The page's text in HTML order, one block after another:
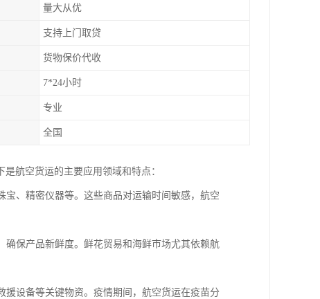
量大从优
支持上门取贷
货物保价代收
7*24小时
专业
全国
航空货运的主要应用领域和特点：
、精密仪器等。这些商品对运输时间敏感，航空
保产品新鲜度。鲜花贸易和海鲜市场尤其依赖航
设备等关键物资。疫情期间，航空货运在疫苗分